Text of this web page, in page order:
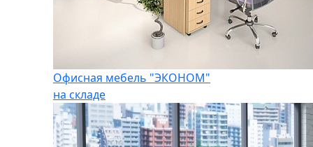
Офисная мебель "ЭКОНОМ"
на складе